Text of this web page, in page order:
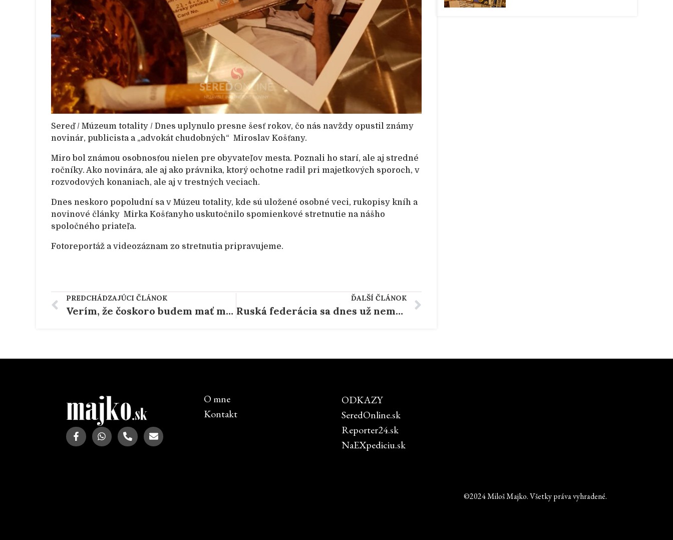
Sereď / Múzeum totality / Dnes uplynulo presne šesť rokov, čo nás navždy opustil známy
novinár, publicista a „advokát chudobných“ Miroslav Košťany.
Miro bol známou osobnosťou nielen pre obyvateľov mesta. Poznali ho starí, ale aj stredné
ročníky. Ako novinára, ale aj ako právnika, ktorý ochotne radil pri majetkových sporoch, v
rozvodových konaniach, ale aj v trestných veciach.
Dnes neskoro popoludní sa v Múzeu totality, kde sú uložené osobné veci, rukopisy kníh a
novinové články Mirka Košťanyho uskutočnilo spomienkové stretnutie na nášho
spoločného priateľa.
Fotoreportáž a videozáznam zo stretnutia pripravujeme.
PREDCHÁDZAJÚCI ČLÁNOK
Verím, že čoskoro budem mať možnosť verejne odprezentovať nehorázne rozkrádanie finančných zdrojov EÚ na PPA ,,odborníkmi“ bývalej garnitúry.
ĎALŠÍ ČLÁNOK
Ruská federácia sa dnes už nemôže rozhodnúť, kedy a ako vojnu ukončí.
O mne
Kontakt
ODKAZY
SeredOnline.sk
Reporter24.sk
NaEXpediciu.sk
©2024 Miloš Majko. Všetky práva vyhradené.